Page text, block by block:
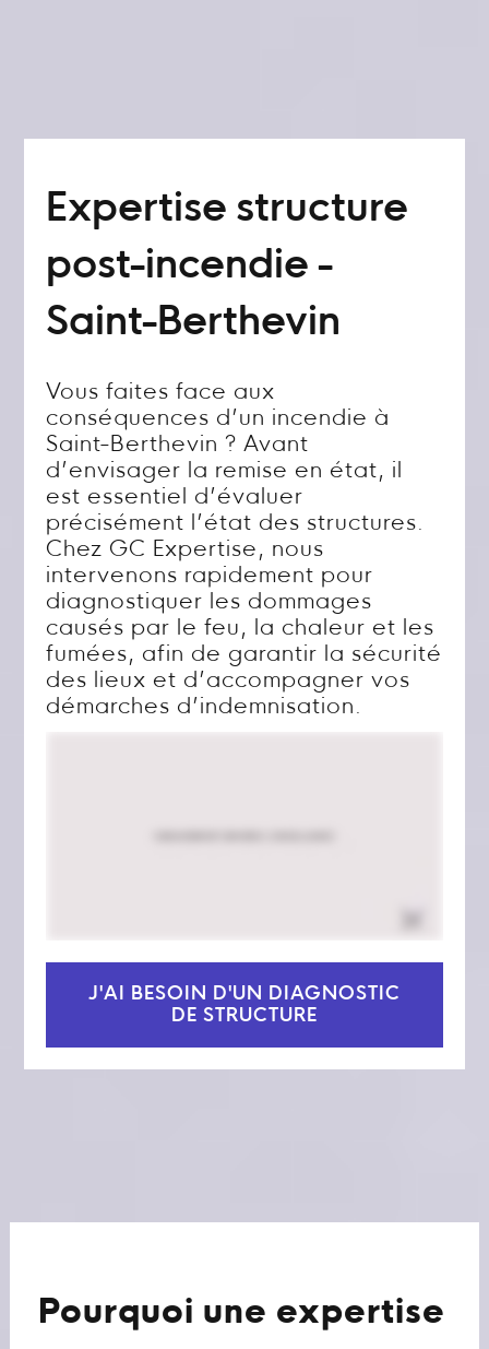
Expertise structure
post-incendie -
Saint-Berthevin
Vous faites face aux
conséquences d’un incendie à
Saint-Berthevin ? Avant
d’envisager la remise en état, il
est essentiel d’évaluer
précisément l’état des structures.
Chez GC Expertise, nous
intervenons rapidement pour
diagnostiquer les dommages
causés par le feu, la chaleur et les
fumées, afin de garantir la sécurité
des lieux et d’accompagner vos
démarches d’indemnisation.
J'AI BESOIN D'UN DIAGNOSTIC
DE STRUCTURE
Pourquoi une expertise